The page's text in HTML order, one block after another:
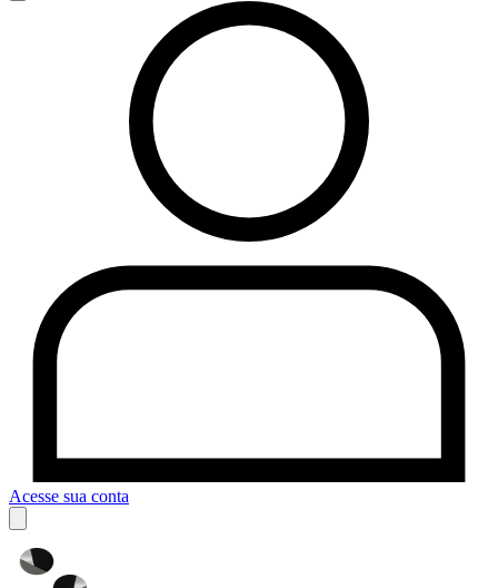
Acesse sua conta